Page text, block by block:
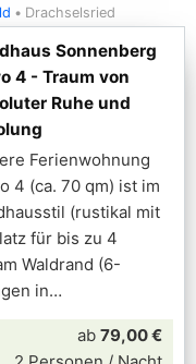
Drachselsried
Sonnenberg
4 - Traum von
Ruhe und
Ferienwohnung
4 (ca. 70 qm) ist im
(rustikal mit
für bis zu 4
Waldrand (6-
in
ab 79,00 €